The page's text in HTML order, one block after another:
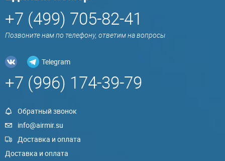
+7 (499) 705-82-41
Позвоните нам по телефону, ответим на вопросы
Telegram
+7 (996) 174-39-79
Обратный звонок
info@airmir.su
Доставка и оплата
Доставка и оплата